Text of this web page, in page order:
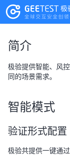
>
简介
极验提供智能、风
同的场景需求。
智能模式
验证形式配置
极验共提供一键通